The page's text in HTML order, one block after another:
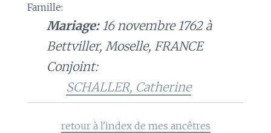
Famille:
Mariage:16 novembre 1762 à
Bettviller, Moselle, FRANCE
Conjoint:
SCHALLER, Catherine
retour à l'index de mes ancêtres